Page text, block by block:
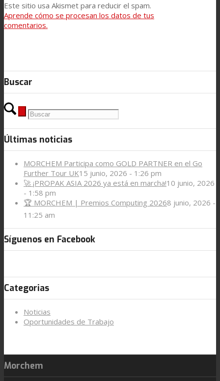
Este sitio usa Akismet para reducir el spam.
Aprende cómo se procesan los datos de tus
comentarios.
Buscar
Últimas noticias
MORCHEM Participa como GOLD PARTNER en el Go
Further Tour UK15 junio, 2026 - 1:26 pm
🚀 ¡PROPAK ASIA 2026 ya está en marcha!10 junio, 2026
- 1:58 pm
🏆 MORCHEM | Premios Computing 20268 junio, 2026 -
11:25 am
Síguenos en Facebook
Categorias
Noticias
Oportunidades de Trabajo
Morchem